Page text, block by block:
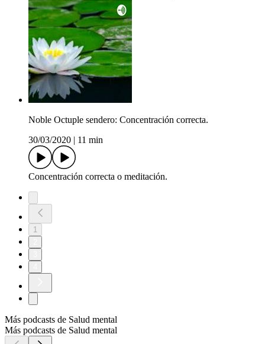
Noble Octuple sendero: Concentración correcta.
30/03/2020
11 min
Concentración correcta o meditación.
1
Más podcasts de Salud mental
Más podcasts de Salud mental